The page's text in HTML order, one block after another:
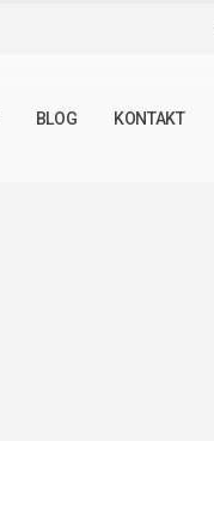
BLOG KONTAKT